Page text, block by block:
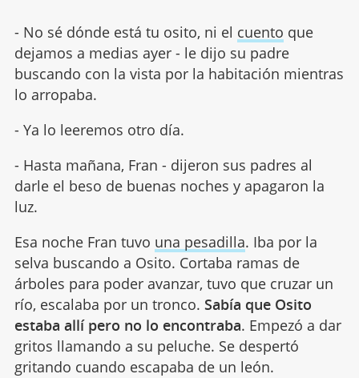
- No sé dónde está tu osito, ni el cuento que
dejamos a medias ayer - le dijo su padre
buscando con la vista por la habitación mientras
lo arropaba.
- Ya lo leeremos otro día.
- Hasta mañana, Fran - dijeron sus padres al
darle el beso de buenas noches y apagaron la
luz.
Esa noche Fran tuvo una pesadilla. Iba por la
selva buscando a Osito. Cortaba ramas de
árboles para poder avanzar, tuvo que cruzar un
río, escalaba por un tronco. Sabía que Osito
estaba allí pero no lo encontraba. Empezó a dar
gritos llamando a su peluche. Se despertó
gritando cuando escapaba de un león.